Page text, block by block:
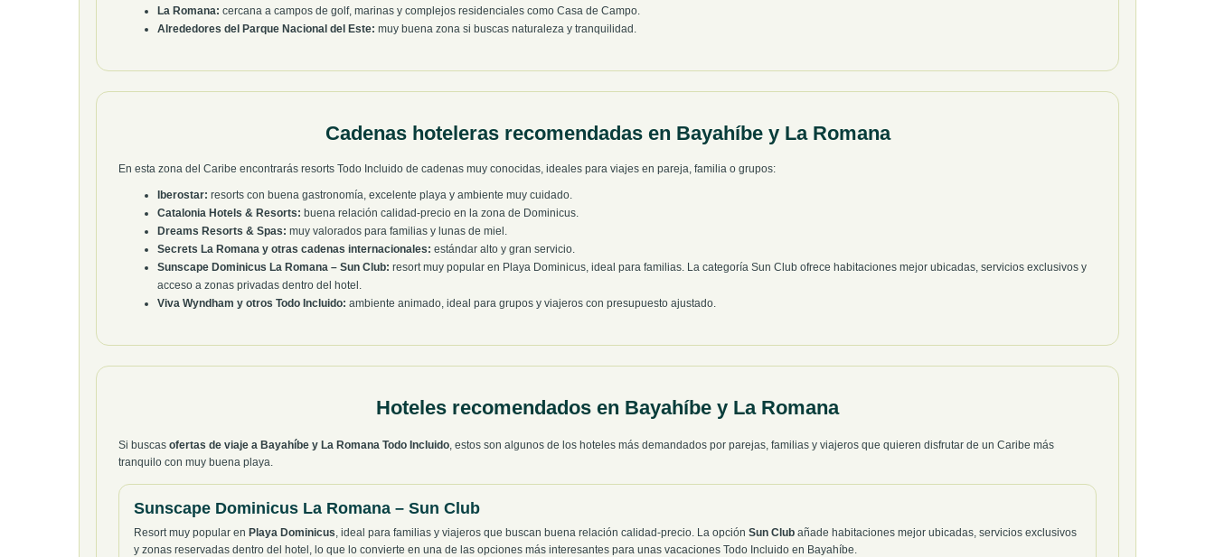
La Romana: cercana a campos de golf, marinas y complejos residenciales como Casa de Campo.
Alrededores del Parque Nacional del Este: muy buena zona si buscas naturaleza y tranquilidad.
Cadenas hoteleras recomendadas en Bayahíbe y La Romana
En esta zona del Caribe encontrarás resorts Todo Incluido de cadenas muy conocidas, ideales para viajes en pareja, familia o grupos:
Iberostar: resorts con buena gastronomía, excelente playa y ambiente muy cuidado.
Catalonia Hotels & Resorts: buena relación calidad-precio en la zona de Dominicus.
Dreams Resorts & Spas: muy valorados para familias y lunas de miel.
Secrets La Romana y otras cadenas internacionales: estándar alto y gran servicio.
Sunscape Dominicus La Romana – Sun Club: resort muy popular en Playa Dominicus, ideal para familias. La categoría Sun Club ofrece habitaciones mejor ubicadas, servicios exclusivos y
acceso a zonas privadas dentro del hotel.
Viva Wyndham y otros Todo Incluido: ambiente animado, ideal para grupos y viajeros con presupuesto ajustado.
Hoteles recomendados en Bayahíbe y La Romana
Si buscas ofertas de viaje a Bayahíbe y La Romana Todo Incluido, estos son algunos de los hoteles más demandados por parejas, familias y viajeros que quieren disfrutar de un Caribe más
tranquilo con muy buena playa.
Sunscape Dominicus La Romana – Sun Club
Resort muy popular en Playa Dominicus, ideal para familias y viajeros que buscan buena relación calidad-precio. La opción Sun Club añade habitaciones mejor ubicadas, servicios exclusivos
y zonas reservadas dentro del hotel, lo que lo convierte en una de las opciones más interesantes para unas vacaciones Todo Incluido en Bayahíbe.